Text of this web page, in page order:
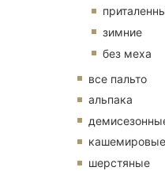
зимние
без меха
все пальто
альпака
кашемировые
шерстяные